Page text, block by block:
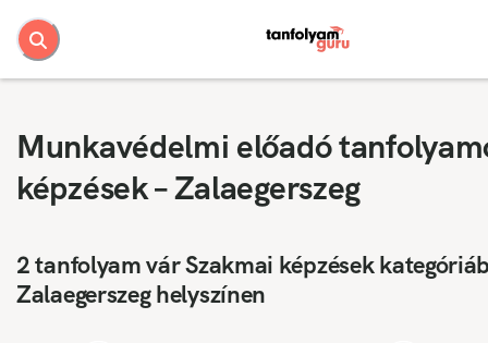
Munkavédelmi előadó
képzések – Zalaegerszeg
2 tanfolyam vár Szakmai képzések
Zalaegerszeg helyszínen